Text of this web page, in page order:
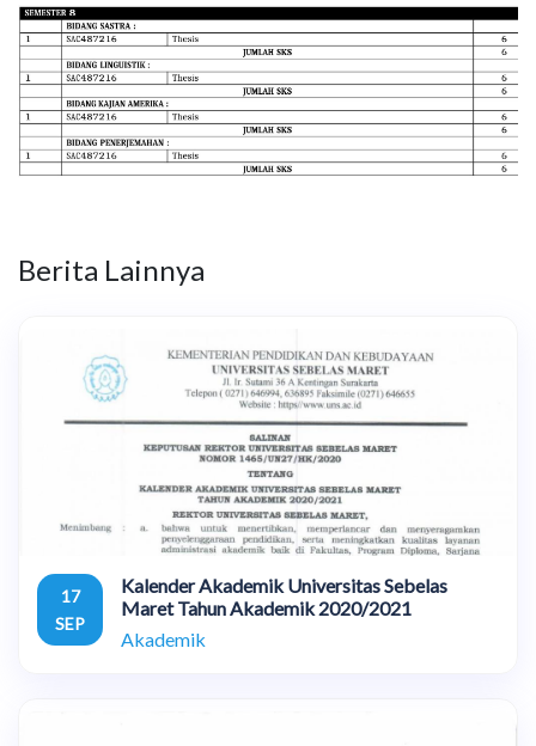
Berita Lainnya
17
SEP
Kalender Akademik Universitas Sebelas
Maret Tahun Akademik 2020/2021
Akademik